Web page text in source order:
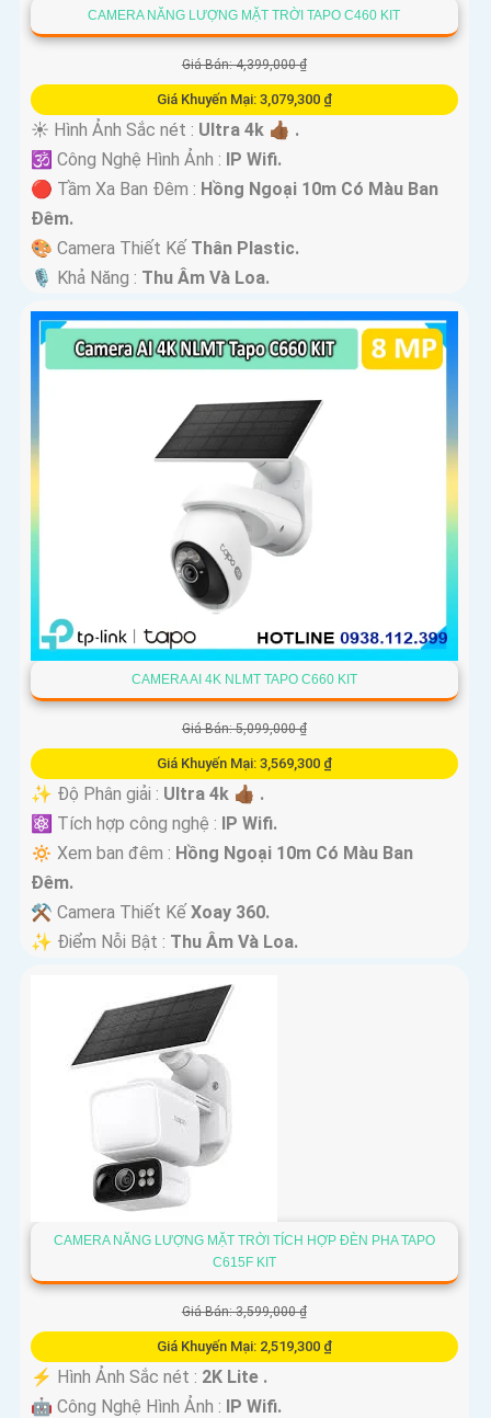
CAMERA NĂNG LƯỢNG MẶT TRỜI TAPO C460 KIT
Giá Bán: 4,399,000 ₫
Giá Khuyến Mại: 3,079,300 ₫
☀️ Hình Ảnh Sắc nét : Ultra 4k 👍🏾 .
🕉️ Công Nghệ Hình Ảnh : IP Wifi.
🔴 Tầm Xa Ban Đêm : Hồng Ngoại 10m Có Màu Ban
Ðêm.
🎨 Camera Thiết Kế Thân Plastic.
️🎙 Khả Năng : Thu Âm Và Loa.
CAMERA AI 4K NLMT TAPO C660 KIT
Giá Bán: 5,099,000 ₫
Giá Khuyến Mại: 3,569,300 ₫
✨ Độ Phân giải : Ultra 4k 👍🏾 .
⚛️ Tích hợp công nghệ : IP Wifi.
🔅 Xem ban đêm : Hồng Ngoại 10m Có Màu Ban
Ðêm.
⚒ Camera Thiết Kế Xoay 360.
️✨ Điểm Nỗi Bật : Thu Âm Và Loa.
CAMERA NĂNG LƯỢNG MẶT TRỜI TÍCH HỢP ĐÈN PHA TAPO
C615F KIT
Giá Bán: 3,599,000 ₫
Giá Khuyến Mại: 2,519,300 ₫
️⚡ Hình Ảnh Sắc nét : 2K Lite .
🤖️ Công Nghệ Hình Ảnh : IP Wifi.